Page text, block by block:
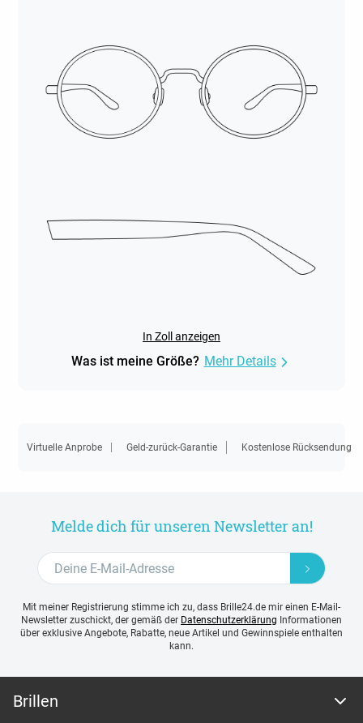
In Zoll anzeigen
Was ist meine Größe? Mehr Details
Virtuelle Anprobe Geld-zurück-Garantie Kostenlose Rücksendung
Melde dich für unseren Newsletter an!
Mit meiner Registrierung stimme ich zu, dass Brille24.de mir einen E-Mail-
Newsletter zuschickt, der gemäß der Datenschutzerklärung Informationen
über exklusive Angebote, Rabatte, neue Artikel und Gewinnspiele enthalten
kann.
Brillen